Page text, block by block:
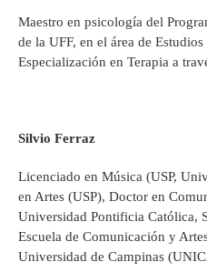
Maestro en psicología del
de la UFF, en el área de
Especialización en Terapia a
Silvio Ferraz
Licenciado en Música (USP,
en Artes (USP), Doctor en
Universidad Pontificia Católica,
Escuela de Comunicación y
Universidad de Campinas